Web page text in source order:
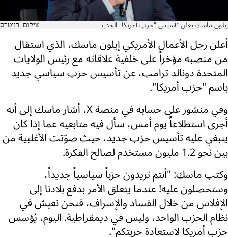
إيلون ماسك يعلن تأسيس "حزب أمريكا" الجديد צילום: רויטרס
أعلن رجل الأعمال الأمريكي إيلون ماسك، الذي استقال
من منصبه مؤخراً على خلفية علاقاته مع رئيس الولايات
المتحدة دونالد ترامب، عن تأسيس حزب سياسي جديد
باسم "حزب أمريكا".
وفي منشور على حسابه في منصة X، أشار ماسك إلى أنه
أجرى استطلاعاً يوم أمس، سأل فيه متابعيه عما إذا كان
ينبغي عليه تأسيس حزب جديد، حيث صوّتت الأغلبية من
بين نحو 1.2 مليون مستخدم لصالح الفكرة.
وكتب ماسك: "أنتم تريدون حزباً سياسياً جديداً،
وستحصلون عليه! عندما يتعلق الأمر بدفع بلادنا إلى
الإفلاس من خلال الفساد والإسراف، فنحن نعيش في
نظام الحزب الواحد، وليس في ديمقراطية. اليوم، يُؤسس
حزب أمريكا لاستعادة حريتكم".